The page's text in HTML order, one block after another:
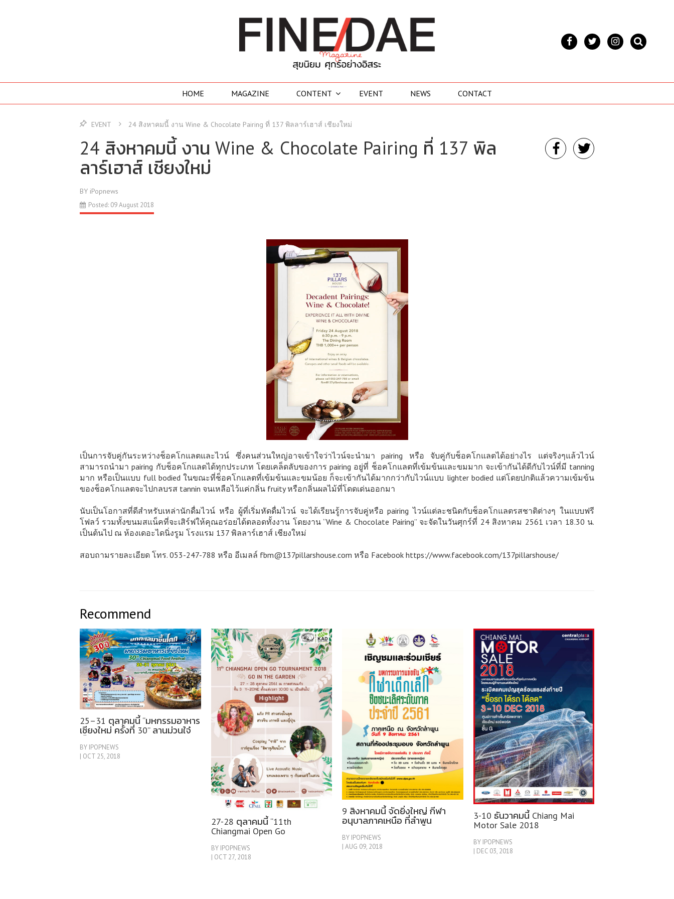
HOME MAGAZINE CONTENT EVENT NEWS CONTACT
EVENT 24 สิงหาคมนี้ งาน Wine & Chocolate Pairing ที่ 137 พิลลาร์เฮาส์ เชียงใหม่
24 สิงหาคมนี้ งาน Wine & Chocolate Pairing ที่ 137 พิล
ลาร์เฮาส์ เชียงใหม่
BY iPopnews
Posted: 09 August 2018
​เป็นการจับคู่กันระหว่างช็อคโกแลตและไวน์ ซึ่งคนส่วนใหญ่อาจเข้าใจว่าไวน์จะนำมา pairing หรือ จับคู่กับช็อคโกแลตได้อย่างไร แต่จริงๆแล้วไวน์
สามารถนำมา pairing กับช็อคโกแลตได้ทุกประเภท โดยเคล็ดลับของการ pairing อยู่ที่ ช็อคโกแลตที่เข้มข้นและขมมาก จะเข้ากันได้ดีกับไวน์ที่มี tanning
มาก หรือเป็นแบบ full bodied ในขณะที่ช็อคโกแลตที่เข้มข้นและขมน้อย ก็จะเข้ากันได้มากกว่ากับไวน์แบบ lighter bodied แต่โดยปกติแล้วความเข้มข้น
ของช็อคโกแลตจะไปกลบรส tannin จนเหลือไว้แค่กลิ่น fruity หรือกลิ่นผลไม้ที่โดดเด่นออกมา
นับเป็นโอกาสที่ดีสำหรับเหล่านักดื่มไวน์ หรือ ผู้ที่เริ่มหัดดื่มไวน์ จะได้เรียนรู้การจับคู่หรือ pairing ไวน์แต่ละชนิดกับช็อคโกแลตรสชาติต่างๆ ในแบบฟรี
โฟลว์ รวมทั้งขนมสแน็คที่จะเสิร์ฟให้คุณอร่อยได้ตลอดทั้งงาน โดยงาน “Wine & Chocolate Pairing” จะจัดในวันศุกร์ที่ 24 สิงหาคม 2561 เวลา 18.30 น.
เป็นต้นไป ณ ห้องเดอะไดนิ่งรูม โรงแรม 137 พิลลาร์เฮาส์ เชียงใหม่
สอบถามรายละเอียด โทร. 053-247-788 หรือ อีเมลล์ fbm@137pillarshouse.com หรือ Facebook https://www.facebook.com/137pillarshouse/
Recommend
25–31 ตุลาคมนี้ “มหกรรมอาหาร
เชียงใหม่ ครั้งที่ 30” ลานม่วนใจ๋
BY IPOPNEWS
| OCT 25, 2018
27-28 ตุลาคมนี้ “11th
Chiangmai Open Go
ล้อม ที่กาดสวนแก้ว
BY IPOPNEWS
| OCT 27, 2018
9 สิงหาคมนี้ จัดยิ่งใหญ่ กีฬา
อนุบาลภาคเหนือ ที่ลำพูน
BY IPOPNEWS
| AUG 09, 2018
3-10 ธันวาคมนี้ Chiang Mai
Motor Sale 2018
BY IPOPNEWS
| DEC 03, 2018